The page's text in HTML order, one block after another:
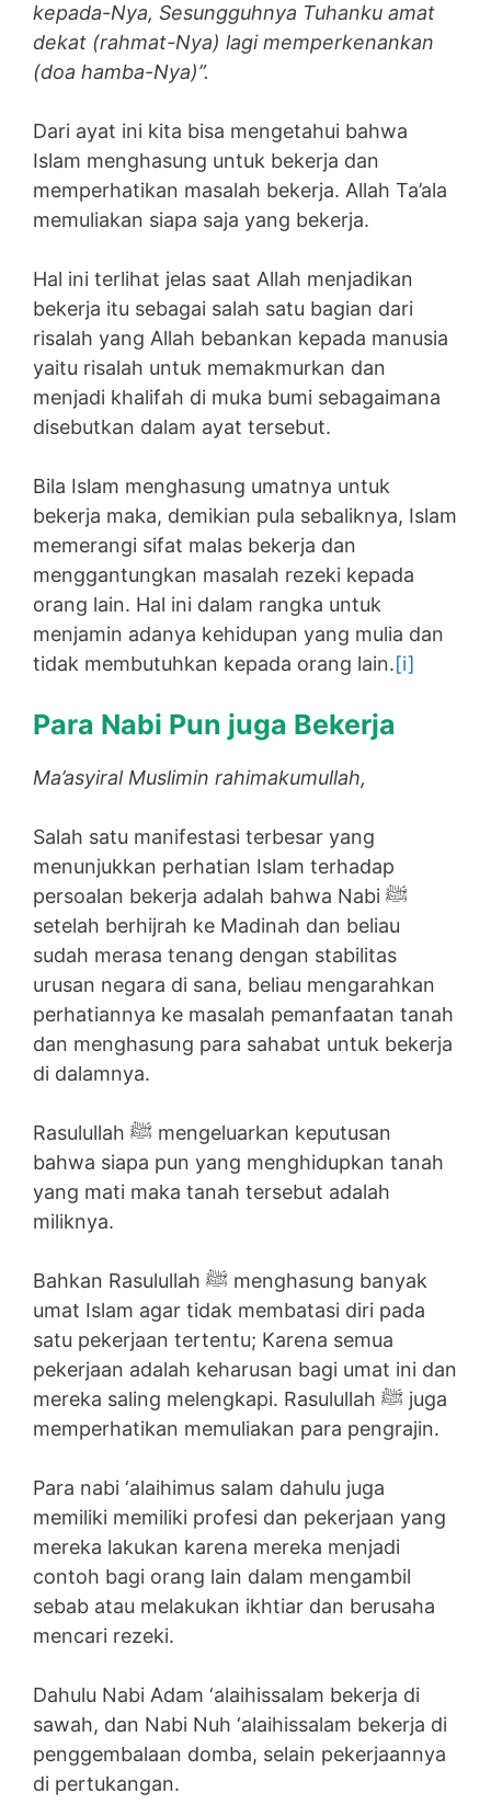
kepada-Nya, Sesungguhnya Tuhanku amat
dekat (rahmat-Nya) lagi memperkenankan
(doa hamba-Nya)”.
Dari ayat ini kita bisa mengetahui bahwa
Islam menghasung untuk bekerja dan
memperhatikan masalah bekerja. Allah Ta’ala
memuliakan siapa saja yang bekerja.
Hal ini terlihat jelas saat Allah menjadikan
bekerja itu sebagai salah satu bagian dari
risalah yang Allah bebankan kepada manusia
yaitu risalah untuk memakmurkan dan
menjadi khalifah di muka bumi sebagaimana
disebutkan dalam ayat tersebut.
Bila Islam menghasung umatnya untuk
bekerja maka, demikian pula sebaliknya, Islam
memerangi sifat malas bekerja dan
menggantungkan masalah rezeki kepada
orang lain. Hal ini dalam rangka untuk
menjamin adanya kehidupan yang mulia dan
tidak membutuhkan kepada orang lain.[i]
Para Nabi Pun juga Bekerja
Ma’asyiral Muslimin rahimakumullah,
Salah satu manifestasi terbesar yang
menunjukkan perhatian Islam terhadap
persoalan bekerja adalah bahwa Nabi ﷺ
setelah berhijrah ke Madinah dan beliau
sudah merasa tenang dengan stabilitas
urusan negara di sana, beliau mengarahkan
perhatiannya ke masalah pemanfaatan tanah
dan menghasung para sahabat untuk bekerja
di dalamnya.
Rasulullah ﷺ mengeluarkan keputusan
bahwa siapa pun yang menghidupkan tanah
yang mati maka tanah tersebut adalah
miliknya.
Bahkan Rasulullah ﷺ menghasung banyak
umat Islam agar tidak membatasi diri pada
satu pekerjaan tertentu; Karena semua
pekerjaan adalah keharusan bagi umat ini dan
mereka saling melengkapi. Rasulullah ﷺ juga
memperhatikan memuliakan para pengrajin.
Para nabi ‘alaihimus salam dahulu juga
memiliki memiliki profesi dan pekerjaan yang
mereka lakukan karena mereka menjadi
contoh bagi orang lain dalam mengambil
sebab atau melakukan ikhtiar dan berusaha
mencari rezeki.
Dahulu Nabi Adam ‘alaihissalam bekerja di
sawah, dan Nabi Nuh ‘alaihissalam bekerja di
penggembalaan domba, selain pekerjaannya
di pertukangan.